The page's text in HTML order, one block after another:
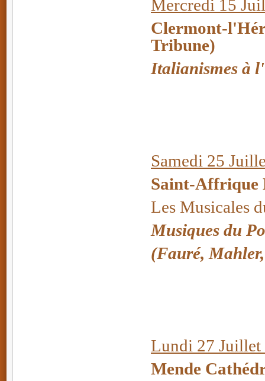
Mercredi 15
Clermont-
Tribune)
Italianismes à
Samedi 25
Saint-Affrique
Les Musicales
Musiques du
(Fauré,
Lundi 27
Mende